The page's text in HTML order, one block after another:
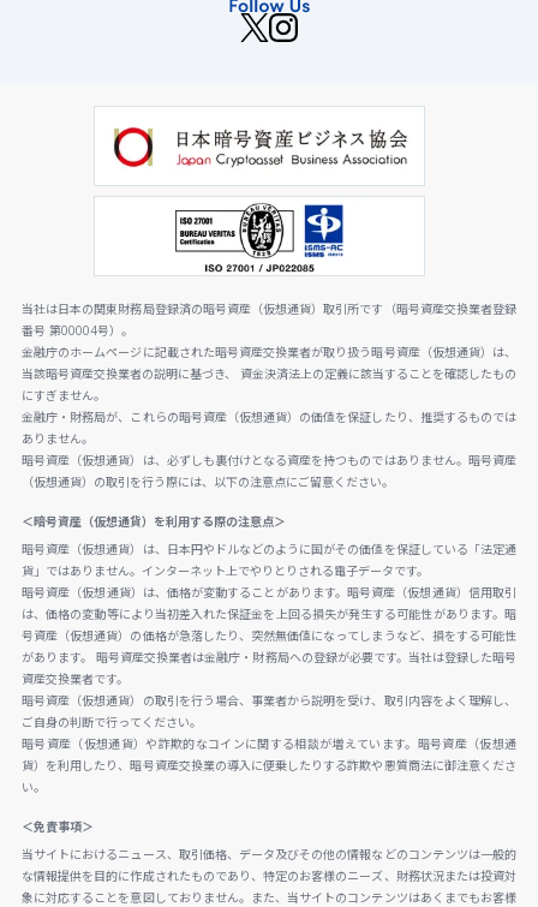
当社は日本の関東財務局登録済の暗号資産（仮想通貨）取引所です（暗号資産交換業者登録
番号 第00004号）。
金融庁のホームページに記載された暗号資産交換業者が取り扱う暗号資産（仮想通貨）は、
当該暗号資産交換業者の説明に基づき、 資金決済法上の定義に該当することを確認したもの
にすぎません。
金融庁・財務局が、これらの暗号資産（仮想通貨）の価値を保証したり、推奨するものでは
ありません。
暗号資産（仮想通貨）は、必ずしも裏付けとなる資産を持つものではありません。暗号資産
（仮想通貨）の取引を行う際には、以下の注意点にご留意ください。
＜暗号資産（仮想通貨）を利用する際の注意点＞
暗号資産（仮想通貨）は、日本円やドルなどのように国がその価値を保証している「法定通
貨」ではありません。インターネット上でやりとりされる電子データです。
暗号資産（仮想通貨）は、価格が変動することがあります。暗号資産（仮想通貨）信用取引
は、価格の変動等により当初差入れた保証金を上回る損失が発生する可能性があります。暗
号資産（仮想通貨）の価格が急落したり、突然無価値になってしまうなど、損をする可能性
があります。 暗号資産交換業者は金融庁・財務局への登録が必要です。当社は登録した暗号
資産交換業者です。
暗号資産（仮想通貨）の取引を行う場合、事業者から説明を受け、取引内容をよく理解し、
ご自身の判断で行ってください。
暗号資産（仮想通貨）や詐欺的なコインに関する相談が増えています。暗号資産（仮想通
貨）を利用したり、暗号資産交換業の導入に便乗したりする詐欺や悪質商法に御注意くださ
い。
＜免責事項＞
当サイトにおけるニュース、取引価格、データ及びその他の情報などのコンテンツは一般的
な情報提供を目的に作成されたものであり、特定のお客様のニーズ、財務状況または投資対
象に対応することを意図しておりません。また、当サイトのコンテンツはあくまでもお客様